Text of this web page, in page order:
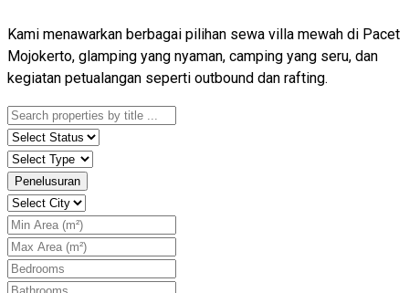
Kami menawarkan berbagai pilihan sewa villa mewah di Pacet
Mojokerto, glamping yang nyaman, camping yang seru, dan
kegiatan petualangan seperti outbound dan rafting.
Penelusuran